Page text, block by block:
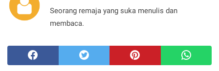
Seorang remaja yang suka menulis dan
membaca.